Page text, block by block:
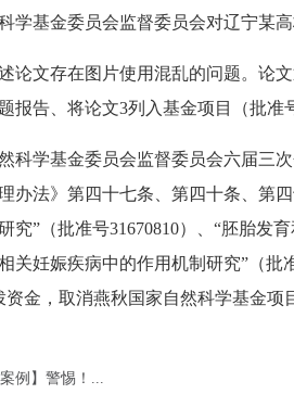
基金委员会监督委员会对辽宁某高
文存在图片使用混乱的问题。论文
报告、将论文3列入基金项目（批准
学基金委员会监督委员会六届三次
办法》第四十七条、第四十条、第
究”（批准号31670810）、“胚胎发
关妊娠疾病中的作用机制研究”（批
金，取消燕秋国家自然科学基金项
案例】警惕！...